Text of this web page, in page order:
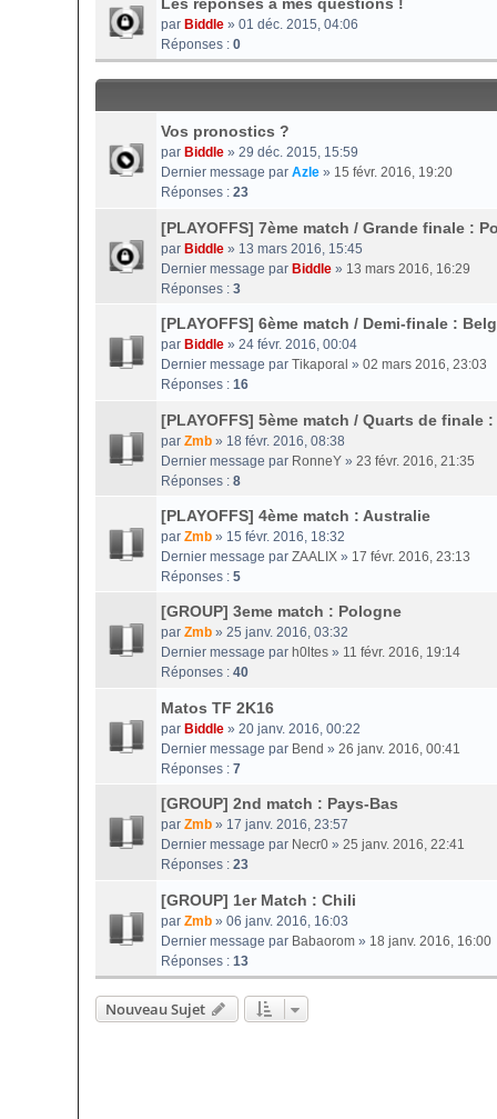
par Biddle » 01 déc. 2015, 04:06
Réponses : 0
Vos pronostics ?
par Biddle » 29 déc. 2015, 15:59
Dernier message par Azle » 15 févr. 2016, 19:20
Réponses : 23
[PLAYOFFS] 7ème match / Grande finale :
par Biddle » 13 mars 2016, 15:45
Dernier message par Biddle » 13 mars 2016, 16:29
Réponses : 3
[PLAYOFFS] 6ème match / Demi-finale :
par Biddle » 24 févr. 2016, 00:04
Dernier message par Tikaporal » 02 mars 2016, 23:03
Réponses : 16
[PLAYOFFS] 5ème match / Quarts de finale
par Zmb » 18 févr. 2016, 08:38
Dernier message par RonneY » 23 févr. 2016, 21:35
Réponses : 8
[PLAYOFFS] 4ème match : Australie
par Zmb » 15 févr. 2016, 18:32
Dernier message par ZAALIX » 17 févr. 2016, 23:13
Réponses : 5
[GROUP] 3eme match : Pologne
par Zmb » 25 janv. 2016, 03:32
Dernier message par h0ltes » 11 févr. 2016, 19:14
Réponses : 40
Matos TF 2K16
par Biddle » 20 janv. 2016, 00:22
Dernier message par Bend » 26 janv. 2016, 00:41
Réponses : 7
[GROUP] 2nd match : Pays-Bas
par Zmb » 17 janv. 2016, 23:57
Dernier message par Necr0 » 25 janv. 2016, 22:41
Réponses : 23
[GROUP] 1er Match : Chili
par Zmb » 06 janv. 2016, 16:03
Dernier message par Babaorom » 18 janv. 2016, 16:00
Réponses : 13
Nouveau Sujet